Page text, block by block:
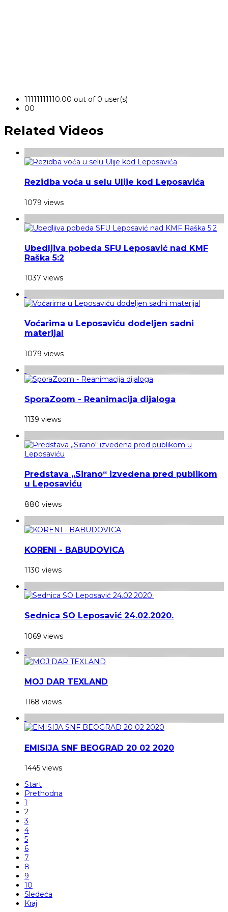
11111111110.00 out of 0 user(s)
00
Related Videos
Rezidba voća u selu Ulije kod Leposavića
1079 views
Ubedljiva pobeda SFU Leposavić nad KMF
Raška 5:2
1037 views
Voćarima u Leposaviću dodeljen sadni
materijal
1079 views
SporaZoom - Reanimacija dijaloga
1139 views
Predstava „Sirano“ izvedena pred publikom
u Leposaviću
880 views
KORENI - BABUDOVICA
1130 views
Sednica SO Leposavić 24.02.2020.
1069 views
MOJ DAR TEXLAND
1168 views
EMISIJA SNF BEOGRAD 20 02 2020
1445 views
Start
Prethodna
1
2
3
4
5
6
7
8
9
10
Sledeća
Kraj